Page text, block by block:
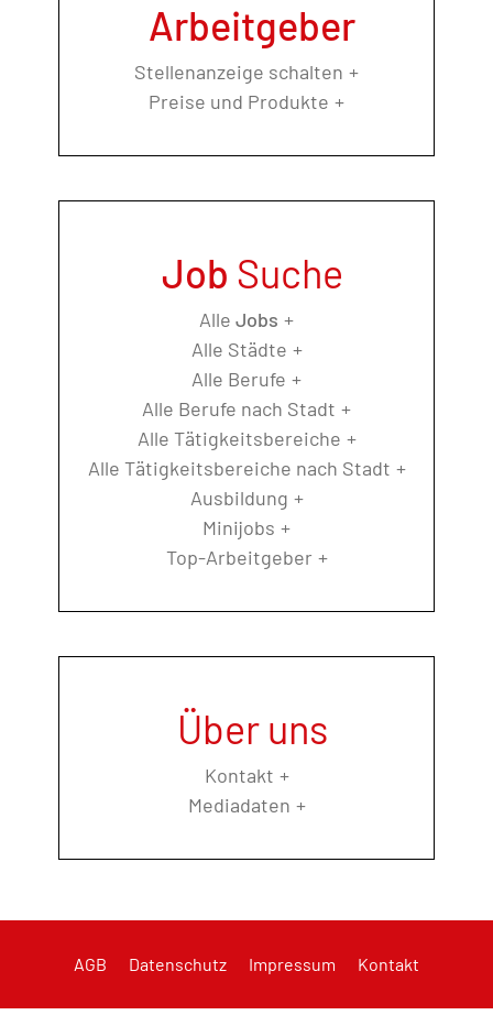
Arbeitgeber
Stellenanzeige schalten
Preise und Produkte
Job Suche
Alle Jobs
Alle Städte
Alle Berufe
Alle Berufe nach Stadt
Alle Tätigkeitsbereiche
Alle Tätigkeitsbereiche nach Stadt
Ausbildung
Minijobs
Top-Arbeitgeber
Über uns
Kontakt
Mediadaten
AGB Datenschutz Impressum Kontakt